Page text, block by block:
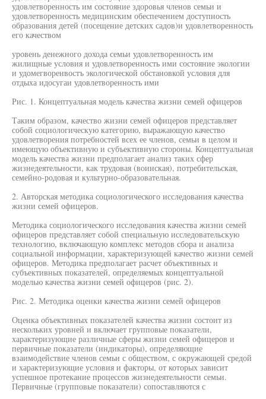
удовлетворенность им состояние здоровья членов семьи и
удовлетворенность медицинским обеспечением доступность
образования детей (посещение детских садов)и удовлетворенность
его качеством
уровень денежного дохода семьи удовлетворенность им
жилищные условия и удовлетворенность ими состояние экологии
и удомегворенвостъ экологической обстановкой условия для
отдыха идосугаи удовлетворенность ими
Рис. 1. Концептуальная модель качества жизни семей офицеров
Таким образом, качество жизни семей офицеров представляет
собой социологическую категорию, выражающую качество
удовлетворения потребностей всех ее членов, семьи в целом и
имеющую объективную и субъективную стороны. Концептуальная
модель качества жизни предполагает анализ таких сфер
жизнедеятельности, как трудовая (воинская), потребительская,
семейно-родовая и культурно-образовательная.
2. Авторская методика социологического исследования качества
жизни семей офицеров.
Методика социологического исследования качества жизни семей
офицеров представляет собой специальную исследовательскую
технологию, включающую комплекс методов сбора и анализа
социальной информации, характеризующей качество жизни семей
офицеров. Методика предполагает расчет объективных и
субъективных показателей, определяемых концептуальной
моделью качества жизни семей офицеров (рис. 2).
Рис. 2. Методика оценки качества жизни семей офицеров
Оценка объективных показателей качества жизни состоит из
нескольких уровней и включает групповые показатели,
характеризующие различные сферы жизни семей офицеров и
первичные показатели (индикаторы), определяющие
взаимодействие членов семьи с обществом, с окружающей средой
и характеризующие условия и факторы, от которых зависит
успешное протекание процессов жизнедеятельности семьи.
Первичные (групповые показатели) сопоставляются с